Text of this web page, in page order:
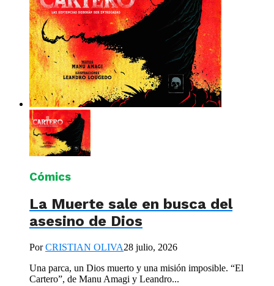
Cómics
La Muerte sale en busca del
asesino de Dios
PorCRISTIAN OLIVA28 julio, 2026
Una parca, un Dios muerto y una misión imposible. “El
Cartero”, de Manu Amagi y Leandro...